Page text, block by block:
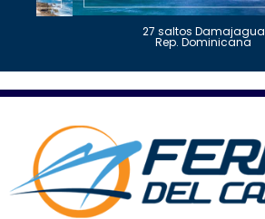
27 saltos Damajagua
Rep. Dominicana